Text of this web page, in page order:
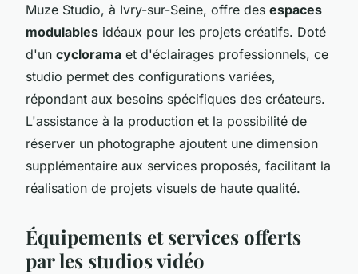
Muze Studio, à Ivry-sur-Seine, offre des espaces
modulables idéaux pour les projets créatifs. Doté
d'un cyclorama et d'éclairages professionnels, ce
studio permet des configurations variées,
répondant aux besoins spécifiques des créateurs.
L'assistance à la production et la possibilité de
réserver un photographe ajoutent une dimension
supplémentaire aux services proposés, facilitant la
réalisation de projets visuels de haute qualité.
Équipements et services offerts
par les studios vidéo